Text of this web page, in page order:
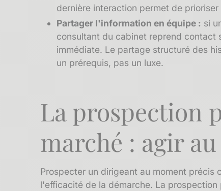
dernière interaction permet de
Partager l'information en équipe : si
consultant du cabinet reprend contact
immédiate. Le partage structuré des
un prérequis, pas un luxe.
La prospection
marché : agir
Prospecter un dirigeant au moment précis
l'efficacité de la démarche. La